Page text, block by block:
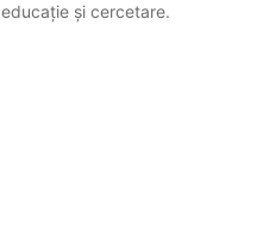
și cercetare.